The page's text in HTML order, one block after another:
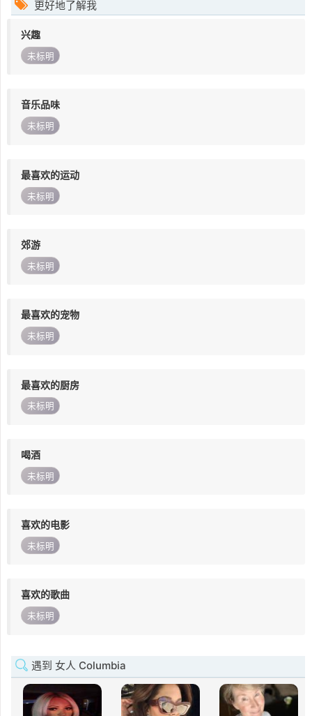
更好地了解我
兴趣
未标明
音乐品味
未标明
最喜欢的运动
未标明
郊游
未标明
最喜欢的宠物
未标明
最喜欢的厨房
未标明
喝酒
未标明
喜欢的电影
未标明
喜欢的歌曲
未标明
遇到 女人 Columbia